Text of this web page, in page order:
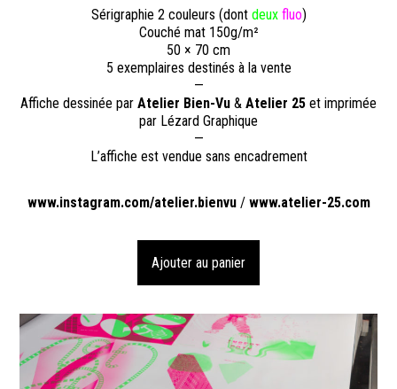
Sérigraphie 2 couleurs (dont deuxfluo)
Couché mat 150g/m²
50 × 70 cm
5 exemplaires destinés à la vente
—
Affiche dessinée par Atelier Bien-Vu & Atelier 25 et imprimée
par Lézard Graphique
—
L’affiche est vendue sans encadrement
www.instagram.com/atelier.bienvu/ www.atelier-25.com